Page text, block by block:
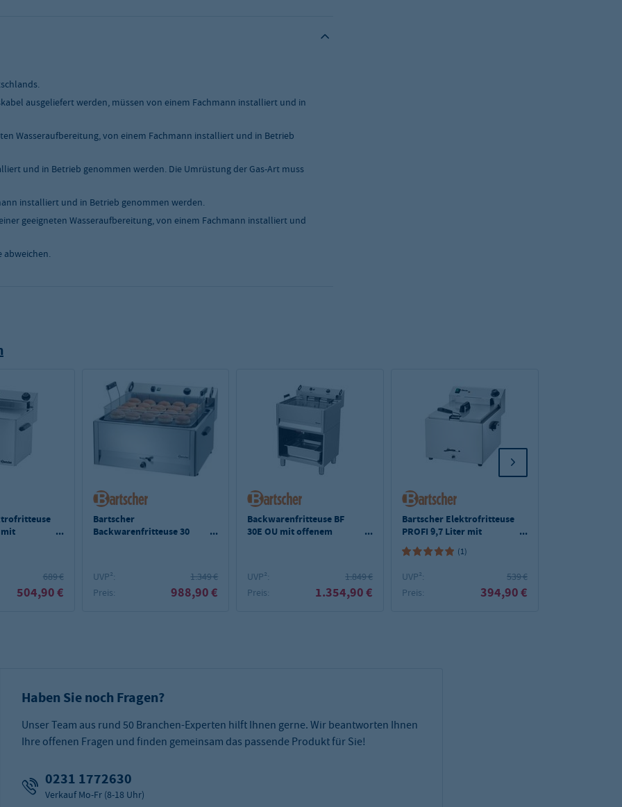
ausgeliefert werden, müssen von einem Fachmann installiert und in
Wasseraufbereitung, von einem Fachmann installiert und in Betrieb
und in Betrieb genommen werden. Die Umrüstung der Gas-Art muss
installiert und in Betrieb genommen werden.
geeigneten Wasseraufbereitung, von einem Fachmann installiert und
abweichen.
mit
689 €
504,90 €
Bartscher
Backwarenfritteuse 30
UVP²:
1.349 €
Preis:
988,90 €
Backwarenfritteuse BF
30E OU mit offenem
UVP²:
1.849 €
Preis:
1.354,90 €
Bartscher Elektrofritteuse
PROFI 9,7 Liter mit
Fettablasshahn
(1)
UVP²:
539 €
Preis:
394,90 €
Haben Sie noch Fragen?
Unser Team aus rund 50 Branchen-Experten hilft Ihnen gerne. Wir beantworten Ihnen
Ihre offenen Fragen und finden gemeinsam das passende Produkt für Sie!
0231 1772630
Verkauf Mo-Fr (8-18 Uhr)